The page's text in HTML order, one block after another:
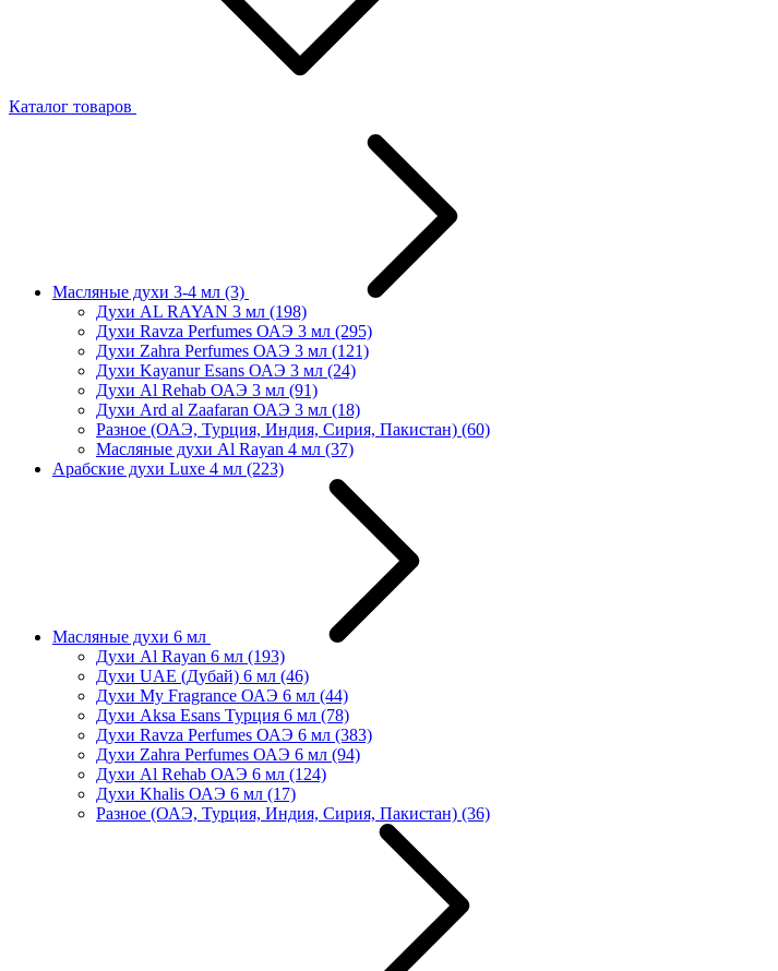
Каталог товаров
Масляные духи 3-4 мл (3)
Духи AL RAYAN 3 мл (198)
Духи Ravza Perfumes ОАЭ 3 мл (295)
Духи Zahra Perfumes ОАЭ 3 мл (121)
Духи Kayanur Esans ОАЭ 3 мл (24)
Духи Al Rehab ОАЭ 3 мл (91)
Духи Ard al Zaafaran ОАЭ 3 мл (18)
Разное (ОАЭ, Турция, Индия, Сирия, Пакистан) (60)
Масляные духи Al Rayan 4 мл (37)
Арабские духи Luxe 4 мл (223)
Масляные духи 6 мл
Духи Al Rayan 6 мл (193)
Духи UAE (Дубай) 6 мл (46)
Духи My Fragrance ОАЭ 6 мл (44)
Духи Aksa Esans Турция 6 мл (78)
Духи Ravza Perfumes ОАЭ 6 мл (383)
Духи Zahra Perfumes ОАЭ 6 мл (94)
Духи Al Rehab ОАЭ 6 мл (124)
Духи Khalis ОАЭ 6 мл (17)
Разное (ОАЭ, Турция, Индия, Сирия, Пакистан) (36)